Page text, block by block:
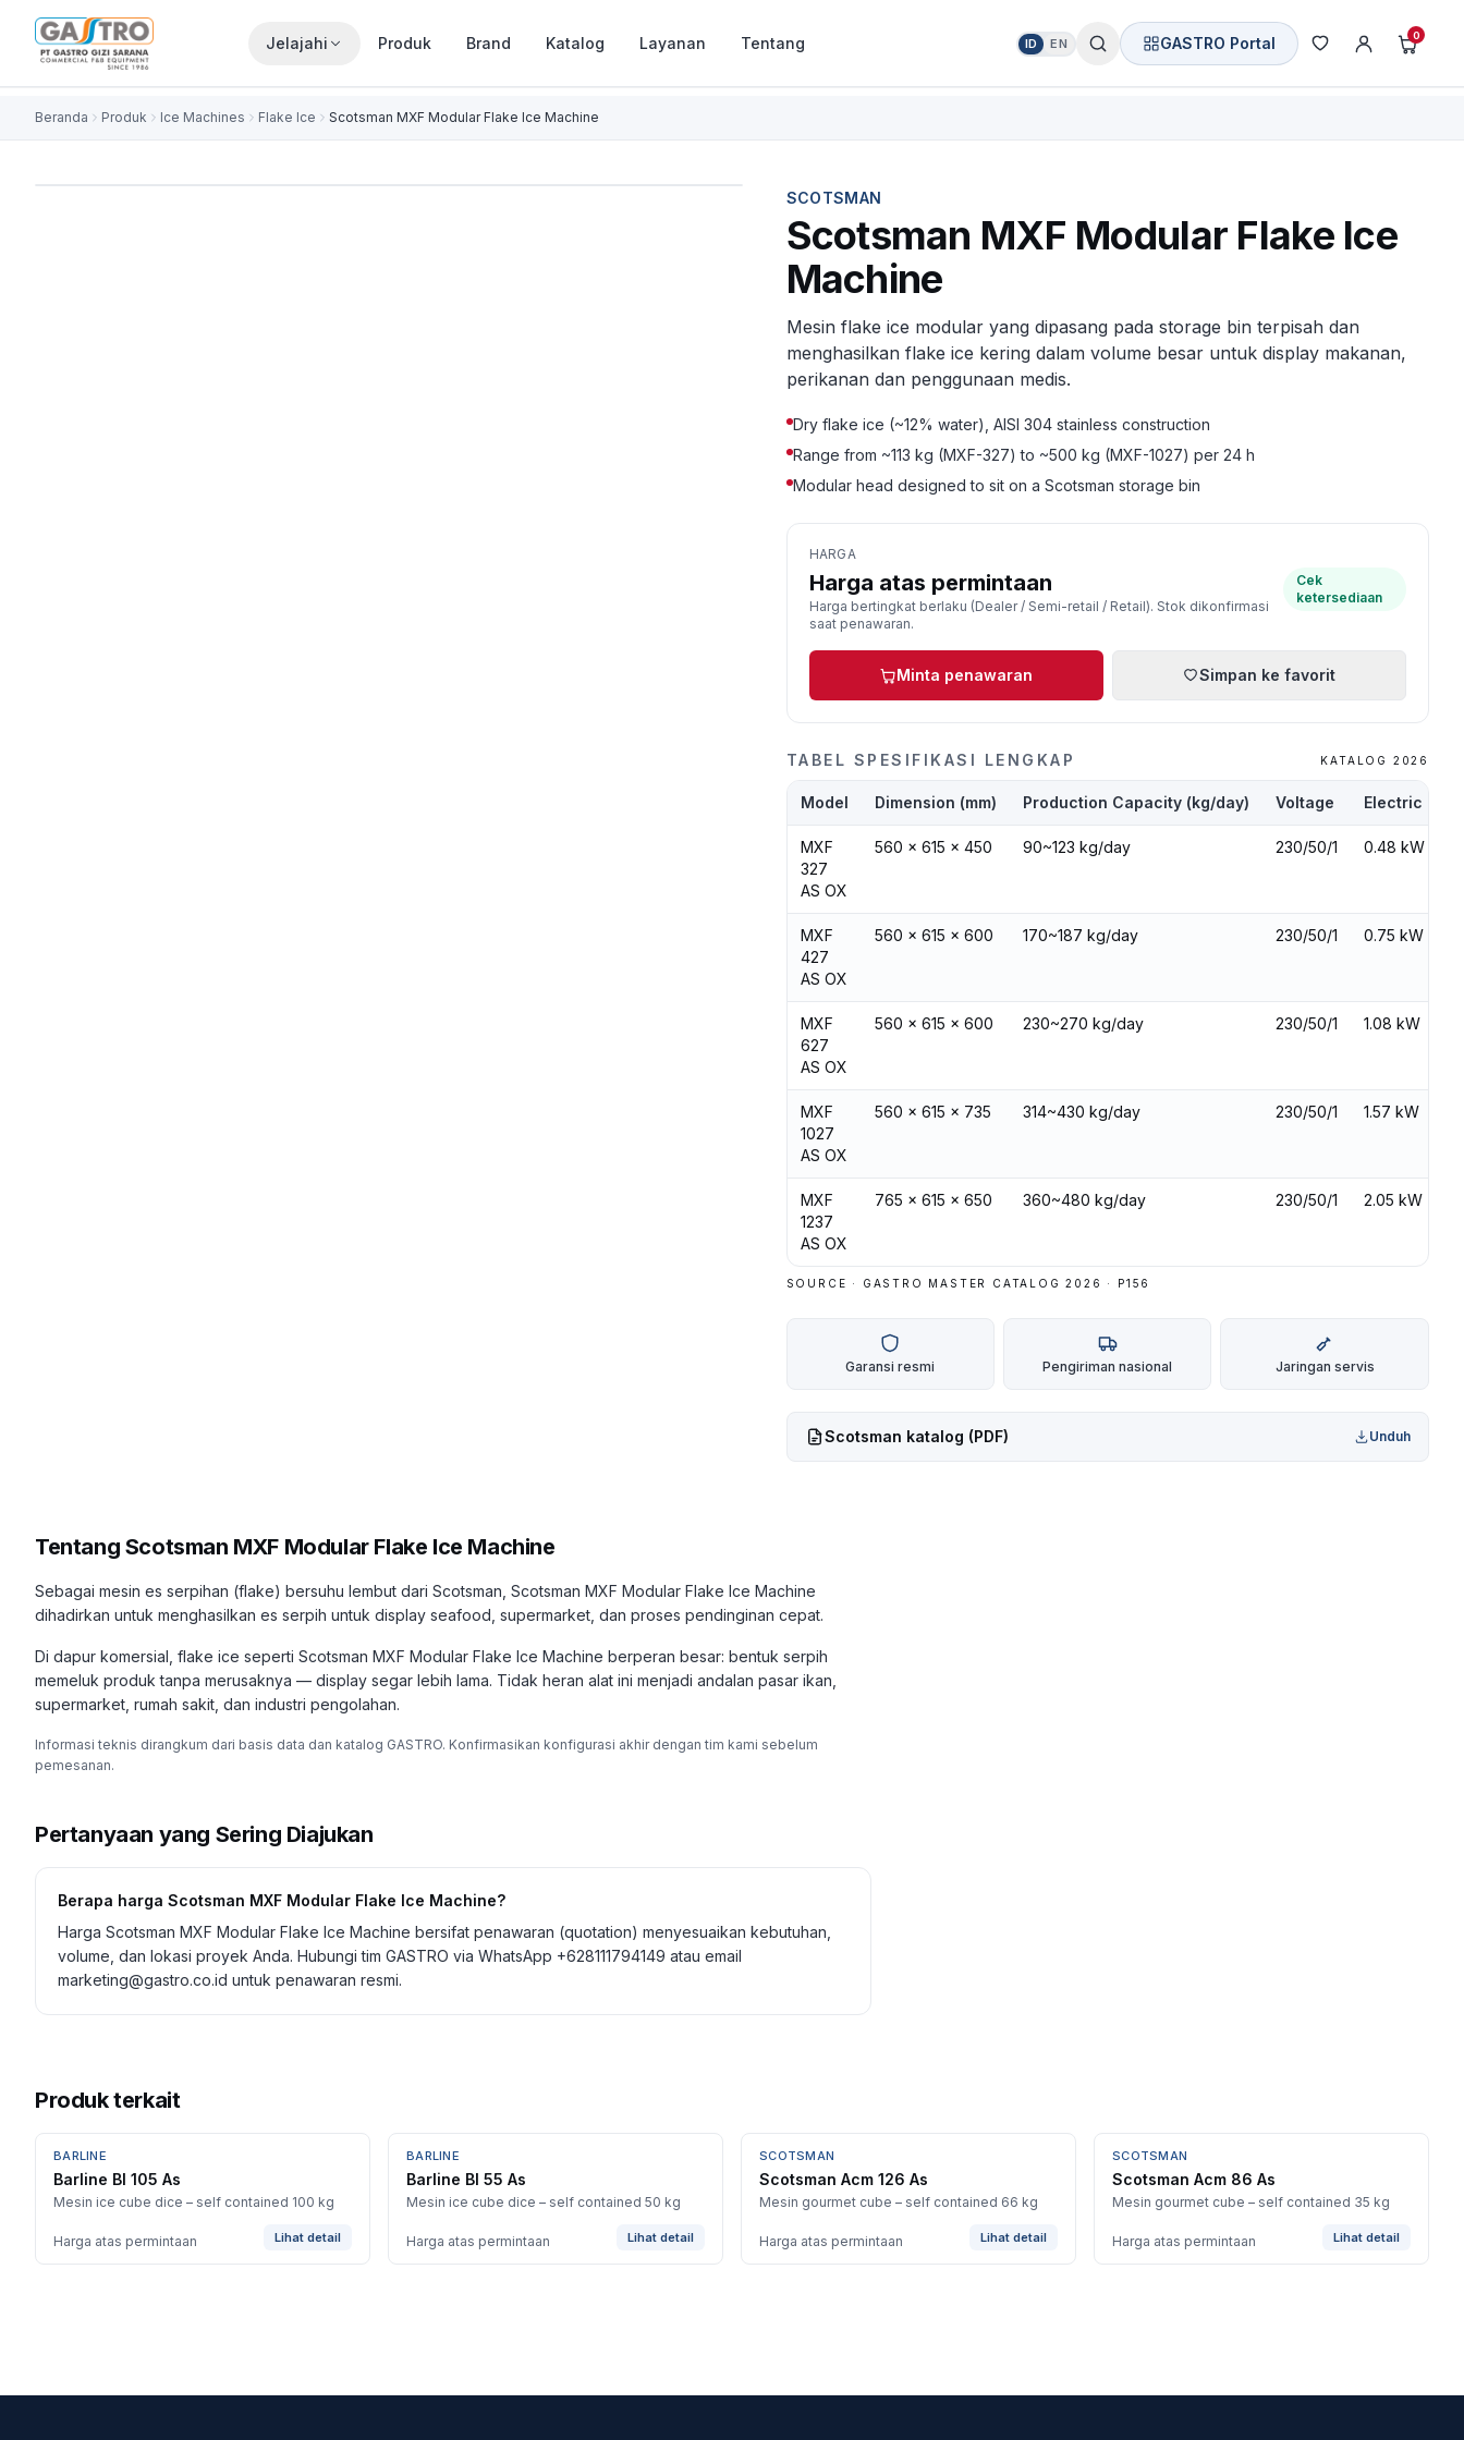
Jelajahi Produk Brand Katalog Layanan Tentang ID EN GASTRO Portal 0
Beranda Produk Ice Machines Flake Ice Scotsman MXF Modular Flake Ice Machine
SCOTSMAN
Scotsman MXF Modular Flake Ice
Machine
Mesin flake ice modular yang dipasang pada storage bin terpisah dan
menghasilkan flake ice kering dalam volume besar untuk display makanan,
perikanan dan penggunaan medis.
Dry flake ice (~12% water), AISI 304 stainless construction
Range from ~113 kg (MXF-327) to ~500 kg (MXF-1027) per 24 h
Modular head designed to sit on a Scotsman storage bin
HARGA
Harga atas permintaan
Harga bertingkat berlaku (Dealer / Semi-retail / Retail). Stok dikonfirmasi
saat penawaran.
Cek
ketersediaan
Minta penawaran Simpan ke favorit
TABEL SPESIFIKASI LENGKAP KATALOG 2026
Model Dimension (mm) Production Capacity (kg/day) Voltage Electric
MXF
327
AS OX
560 x 615 x 450 90~123 kg/day 230/50/1 0.48 kW
MXF
427
AS OX
560 x 615 x 600 170~187 kg/day 230/50/1 0.75 kW
MXF
627
AS OX
560 x 615 x 600 230~270 kg/day 230/50/1 1.08 kW
MXF
1027
AS OX
560 x 615 x 735 314~430 kg/day 230/50/1 1.57 kW
MXF
1237
AS OX
765 x 615 x 650 360~480 kg/day 230/50/1 2.05 kW
SOURCE · GASTRO MASTER CATALOG 2026 · P156
Garansi resmi Pengiriman nasional Jaringan servis
Scotsman katalog (PDF) Unduh
Tentang Scotsman MXF Modular Flake Ice Machine
Sebagai mesin es serpihan (flake) bersuhu lembut dari Scotsman, Scotsman MXF Modular Flake Ice Machine
dihadirkan untuk menghasilkan es serpih untuk display seafood, supermarket, dan proses pendinginan cepat.
Di dapur komersial, flake ice seperti Scotsman MXF Modular Flake Ice Machine berperan besar: bentuk serpih
memeluk produk tanpa merusaknya — display segar lebih lama. Tidak heran alat ini menjadi andalan pasar ikan,
supermarket, rumah sakit, dan industri pengolahan.
Informasi teknis dirangkum dari basis data dan katalog GASTRO. Konfirmasikan konfigurasi akhir dengan tim kami sebelum
pemesanan.
Pertanyaan yang Sering Diajukan
Berapa harga Scotsman MXF Modular Flake Ice Machine?
Harga Scotsman MXF Modular Flake Ice Machine bersifat penawaran (quotation) menyesuaikan kebutuhan,
volume, dan lokasi proyek Anda. Hubungi tim GASTRO via WhatsApp +628111794149 atau email
marketing@gastro.co.id untuk penawaran resmi.
Produk terkait
BARLINE
Barline Bl 105 As
Mesin ice cube dice – self contained 100 kg
Harga atas permintaan Lihat detail
BARLINE
Barline Bl 55 As
Mesin ice cube dice – self contained 50 kg
Harga atas permintaan Lihat detail
SCOTSMAN
Scotsman Acm 126 As
Mesin gourmet cube – self contained 66 kg
Harga atas permintaan Lihat detail
SCOTSMAN
Scotsman Acm 86 As
Mesin gourmet cube – self contained 35 kg
Harga atas permintaan Lihat detail